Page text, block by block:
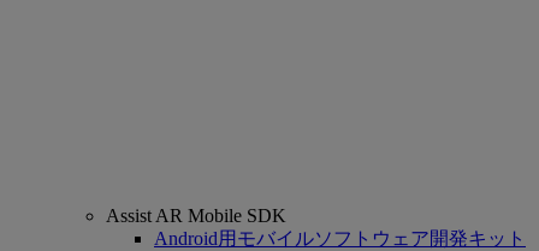
Assist AR Mobile SDK
Android用モバイルソフトウェア開発キット